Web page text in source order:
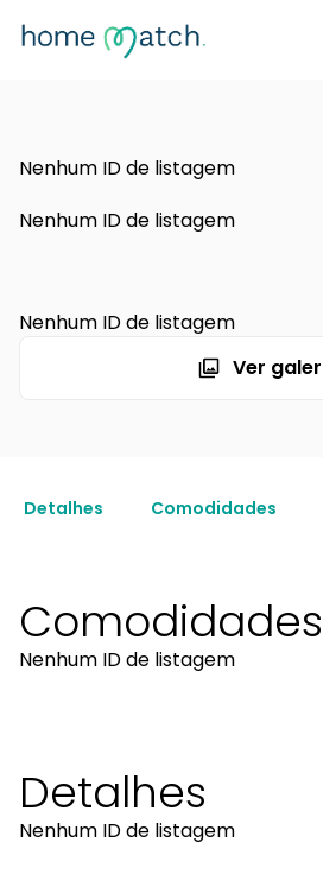
Nenhum ID de listagem
Nenhum ID de listagem
Nenhum ID de listagem
Ver
Detalhes Comodidades
Comodidades
Nenhum ID de listagem
Detalhes
Nenhum ID de listagem